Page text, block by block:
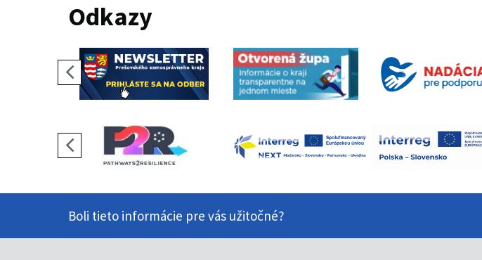
Odkazy
Boli tieto informácie pre vás užitočné?